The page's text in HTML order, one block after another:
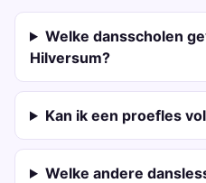
Welke dansscholen
Hilversum?
Kan ik een proefles
Welke andere